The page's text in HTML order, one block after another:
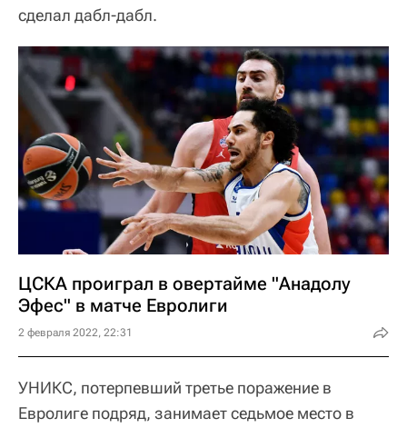
сделал дабл-дабл.
ЦСКА проиграл в овертайме "Анадолу
Эфес" в матче Евролиги
2 февраля 2022, 22:31
УНИКС, потерпевший третье поражение в
Евролиге подряд, занимает седьмое место в